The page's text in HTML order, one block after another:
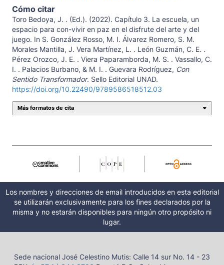
Cómo citar
Toro Bedoya, J. . (Ed.). (2022). Capítulo 3. La escuela, un
espacio para con-vivir en paz en el disfrute del arte y del
juego. In S. González Rosso, M. I. Álvarez Romero, S. M.
Morales Mantilla, J. Vera Martínez, L. . León Guzmán, C. E. .
Pérez Orozco, J. E. . Viera Paparamborda, M. S. . Vassallo, C.
I. . Palacios Burbano, & M. I. . Guevara Rodríguez, Con
Sentido Transformador. Sello Editorial UNAD.
https://doi.org/10.22490/9789586518512.03
Más formatos de cita
Los nombres y direcciones de email introducidos en esta editorial
se utilizarán exclusivamente para los fines declarados por la
misma y no estarán disponibles para ningún otro propósito ni
lugar.
Sede nacional José Celestino Mutis: Calle 14 sur No. 14 - 23